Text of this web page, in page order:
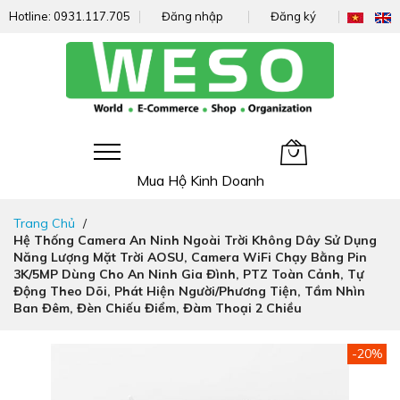
Hotline: 0931.117.705 Đăng nhập Đăng ký
Mua Hộ Kinh Doanh
nhanh
đến
nội
dung
Trang Chủ
Hệ Thống Camera An Ninh Ngoài Trời Không Dây Sử Dụng
Năng Lượng Mặt Trời AOSU, Camera WiFi Chạy Bằng Pin
3K/5MP Dùng Cho An Ninh Gia Đình, PTZ Toàn Cảnh, Tự
Động Theo Dõi, Phát Hiện Người/phương Tiện, Tầm Nhìn
Ban Đêm, Đèn Chiếu Điểm, Đàm Thoại 2 Chiều
-20%